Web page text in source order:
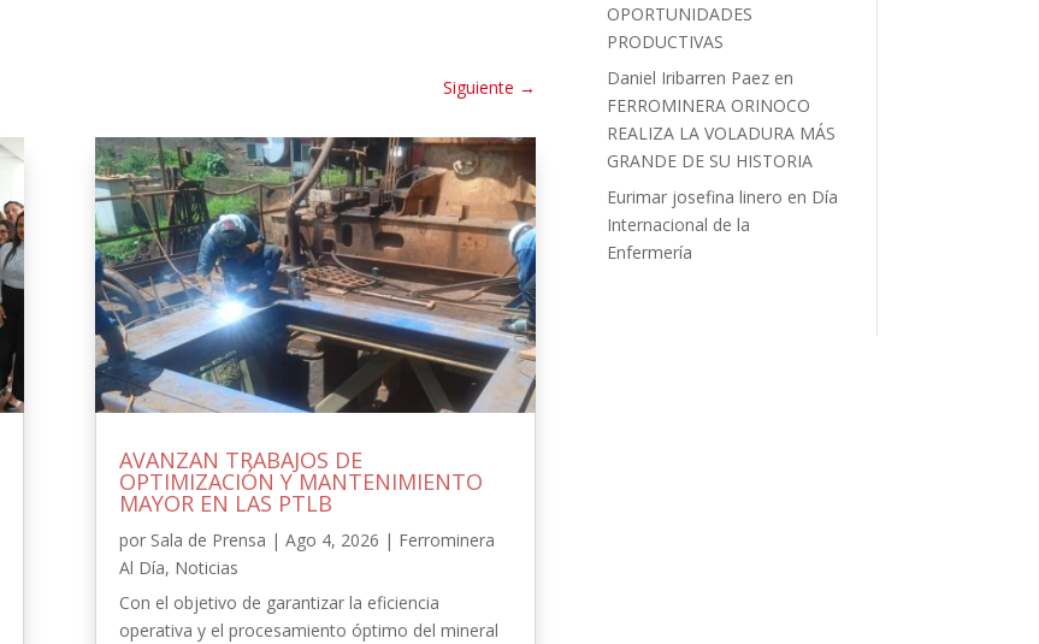
Siguiente →
AVANZAN TRABAJOS DE
OPTIMIZACIÓN Y MANTENIMIENTO
MAYOR EN LAS PTLB
por Sala de Prensa | Ago 4, 2026 | Ferrominera
Al Día, Noticias
Con el objetivo de garantizar la eficiencia
operativa y el procesamiento óptimo del mineral
OPORTUNIDADES
PRODUCTIVAS
Daniel Iribarren Paez en
FERROMINERA ORINOCO
REALIZA LA VOLADURA MÁS
GRANDE DE SU HISTORIA
Eurimar josefina linero en Día
Internacional de la
Enfermería